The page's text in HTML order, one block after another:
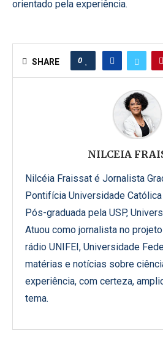
orientado pela experiência.
SHARE 0
NILCEIA
Nilcéia Fraissat é Jornalista
Pontifícia Universidade
Pós-graduada pela USP,
Atuou como jornalista no
rádio UNIFEI, Universidade
matérias e notícias sobre
experiência, com certeza,
tema.